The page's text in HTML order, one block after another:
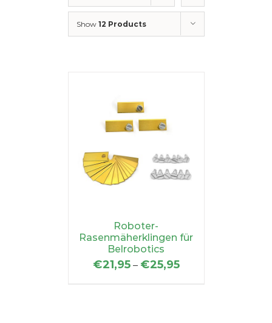
Show 12 Products
Roboter-
Rasenmäherklingen für
Belrobotics
€21,95– €25,95